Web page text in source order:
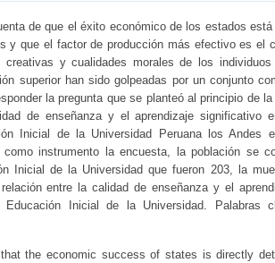
de que el éxito económico de los estados
y que el factor de producción más efectivo es el
creativas y cualidades morales de los
superior han sido golpeadas por un conjunto
la pregunta que se planteó al principio de
de enseñanza y el aprendizaje significativo
Inicial de la Universidad Peruana los
instrumento la encuesta, la población se
Inicial de la Universidad que fueron 203, la
entre la calidad de enseñanza y el
Educación Inicial de la Universidad. Palabras
the economic success of states is directly